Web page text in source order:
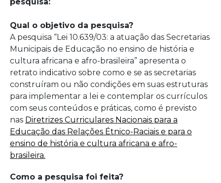
Qual o objetivo da pesquisa?
A pesquisa “Lei 10.639/03: a atuação das Secretarias
Municipais de Educação no ensino de história e
cultura africana e afro-brasileira” apresenta o
retrato indicativo sobre como e se as secretarias
construíram ou não condições em suas estruturas
para implementar a lei e contemplar os currículos
com seus conteúdos e práticas, como é previsto
nas Diretrizes Curriculares Nacionais para a
Educação das Relações Étnico-Raciais e para o
ensino de história e cultura africana e afro-
brasileira.
Como a pesquisa foi feita?